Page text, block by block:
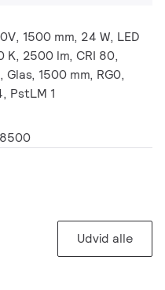
1500 mm, 24 W, LED
2500 lm, CRI 80,
1500 mm, RG0,
PstLM 1
Udvid alle